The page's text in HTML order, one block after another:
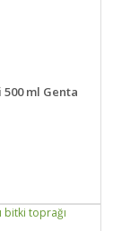
EKLE
ml Genta